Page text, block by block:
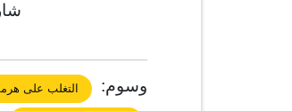
وسوم: التغلب على